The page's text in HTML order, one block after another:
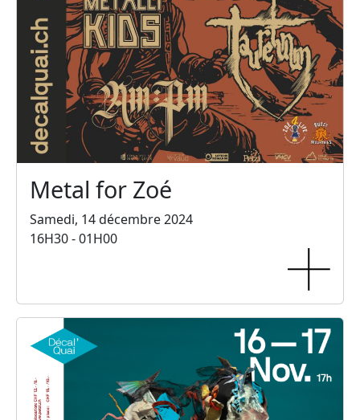
Metal for Zoé
Samedi, 14 décembre 2024
16H30 - 01H00